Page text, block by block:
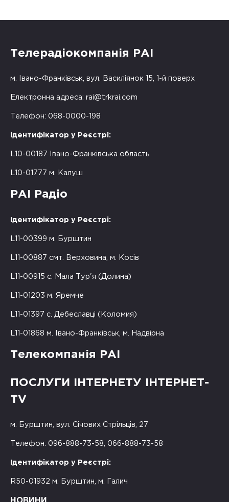
Телерадіокомпанія РАІ
м. Івано-Франківськ, вул. Василіянок 15, 1-й поверх
Електронна адреса: rai@trkrai.com
Телефон: 068-0000-198
Ідентифікатор у Реєстрі:
L10-00187 Івано-Франківська область
L10-01777 м. Калуш
РАІ Радіо
Ідентифікатор у Реєстрі:
L11-00399 м. Бурштин
L11-00887 смт. Верховина, м. Косів
L11-00915 с. Мала Тур'я (Долина)
L11-01203 м. Яремче
L11-01397 с. Дебеславці (Коломия)
L11-01868 м. Івано-Франківськ, м. Надвірна
Телекомпанія РАІ
ПОСЛУГИ ІНТЕРНЕТУ ІНТЕРНЕТ-
TV
м. Бурштин, вул. Січових Стрільців, 27
Телефон: 096-888-73-58, 066-888-73-58
Ідентифікатор у Реєстрі:
R50-01932 м. Бурштин, м. Галич